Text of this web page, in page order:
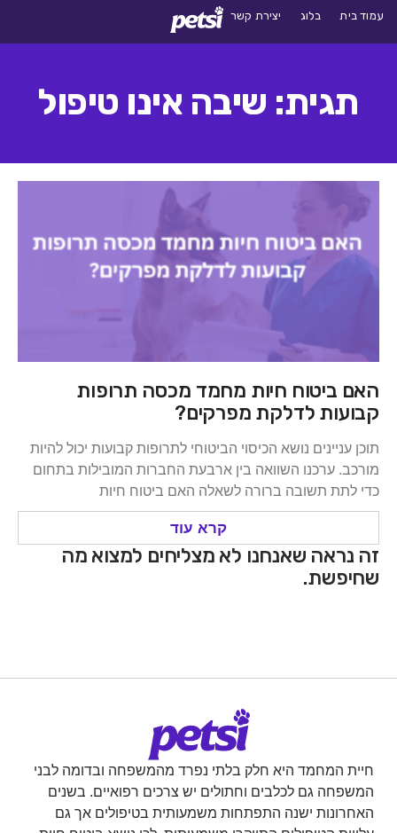
עמוד בית בלוג יצירת קשר
תגית: שיבה אינו טיפול
האם ביטוח חיות מחמד מכסה תרופות
קבועות לדלקת מפרקים?
תוכן עניינים נושא הכיסוי הביטוחי לתרופות קבועות יכול להיות
מורכב. ערכנו השוואה בין ארבעת החברות המובילות בתחום
כדי לתת תשובה ברורה לשאלה האם ביטוח חיות
קרא עוד
זה נראה שאנחנו לא מצליחים למצוא מה
שחיפשת.
חיית המחמד היא חלק בלתי נפרד מהמשפחה ובדומה לבני
המשפחה גם לכלבים וחתולים יש צרכים רפואיים. בשנים
האחרונות ישנה התפתחות משמעותית בטיפולים אך גם